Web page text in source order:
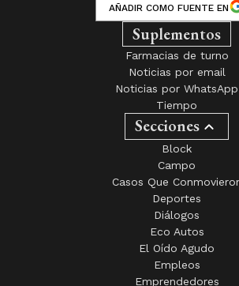
Suplementos
Farmacias de turno
Noticias por email
Noticias por WhatsApp
Tiempo
Secciones
Block
Campo
Casos Que Conmovieron
Deportes
Diálogos
Eco Autos
El Oído Agudo
Empleos
Emprendedores
En Positivo +